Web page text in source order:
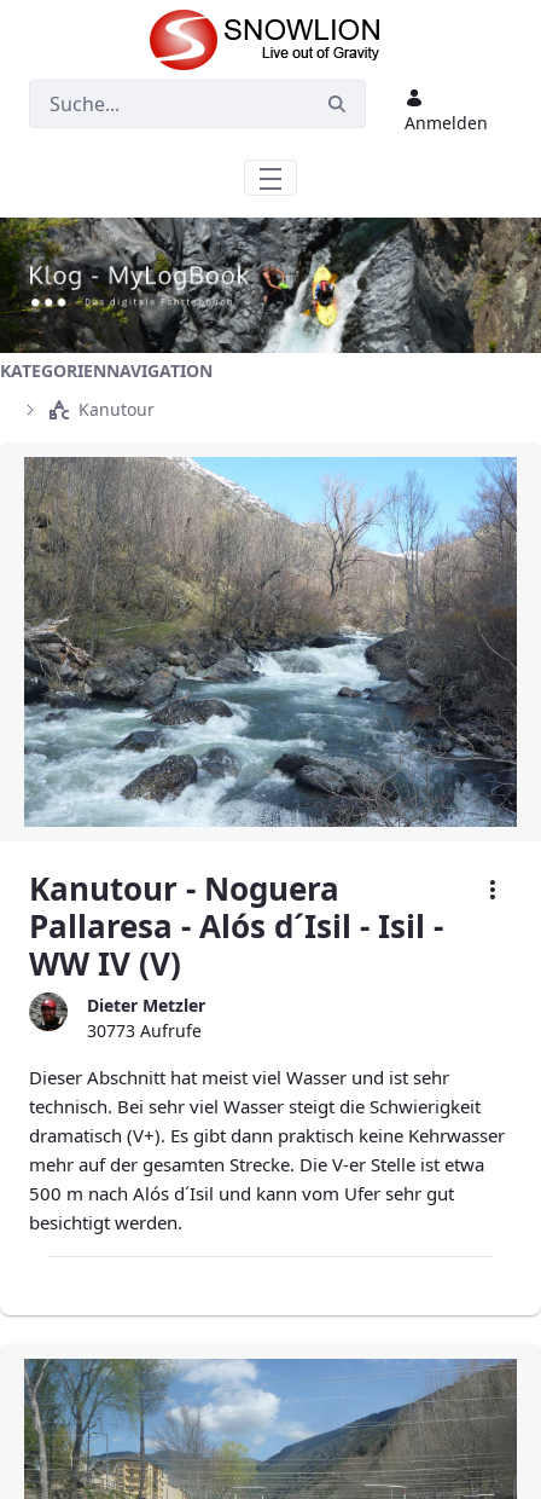
Zum Hauptinhalt springen
Anmelden
KATEGORIENNAVIGATION
Kanutour
Kanutour - Noguera
Pallaresa - Alós d´Isil - Isil -
WW IV (V)
Dieter Metzler
30773 Aufrufe
Dieser Abschnitt hat meist viel Wasser und ist sehr
technisch. Bei sehr viel Wasser steigt die Schwierigkeit
dramatisch (V+). Es gibt dann praktisch keine Kehrwasser
mehr auf der gesamten Strecke. Die V-er Stelle ist etwa
500 m nach Alós d´Isil und kann vom Ufer sehr gut
besichtigt werden.